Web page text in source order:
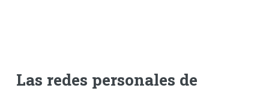
Las redes personales de